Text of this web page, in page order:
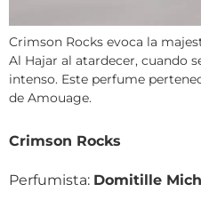
Crimson Rocks evoca la
Al Hajar al atardecer, cuando
intenso. Este perfume
de Amouage.
Crimson Rocks
Perfumista: Domitille